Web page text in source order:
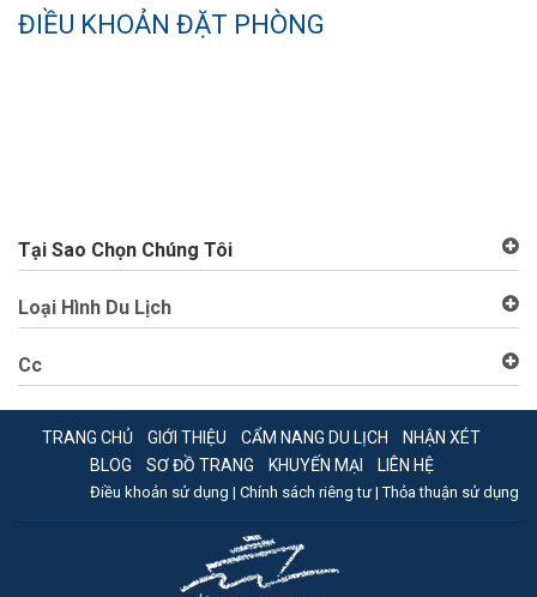
ĐIỀU KHOẢN ĐẶT PHÒNG
Tại Sao Chọn Chúng Tôi
Loại Hình Du Lịch
Cc
TRANG CHỦ GIỚI THIỆU CẨM NANG DU LỊCH
NHẬN XÉT
BLOG
SƠ ĐỒ TRANG KHUYẾN MẠI LIÊN HỆ
Điều khoản sử dụng | Chính sách riêng tư |Thỏa thuận sử dụng